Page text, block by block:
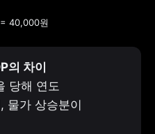
40,000원
의 차이
당해 연도
물가 상승분이